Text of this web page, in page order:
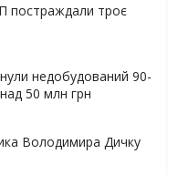
постраждали троє
недобудований 90-
50 млн грн
Володимира Дичку